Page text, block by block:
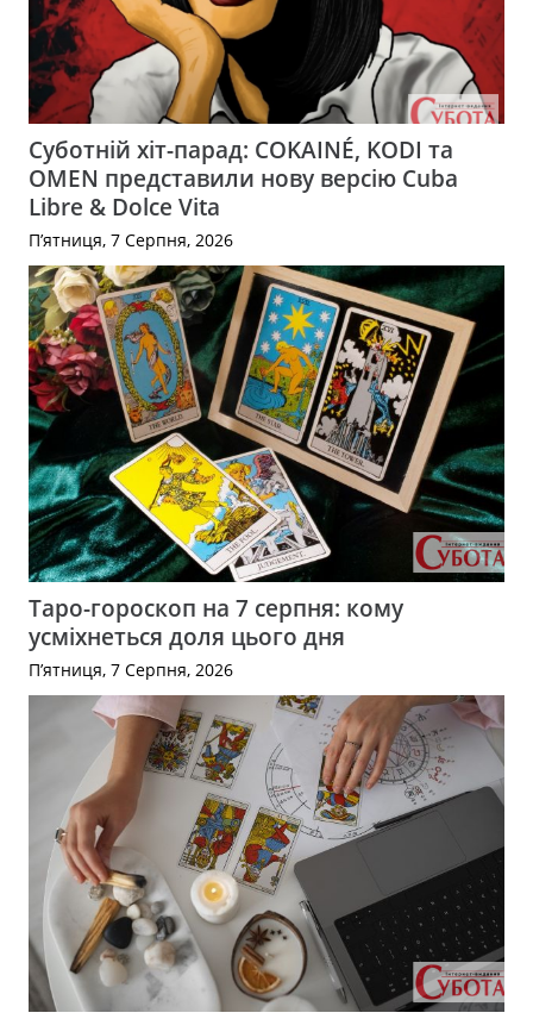
Суботній хіт-парад: COKAINÉ, KODI та
OMEN представили нову версію Cuba
Libre & Dolce Vita
П’ятниця, 7 Серпня, 2026
Таро-гороскоп на 7 серпня: кому
усміхнеться доля цього дня
П’ятниця, 7 Серпня, 2026